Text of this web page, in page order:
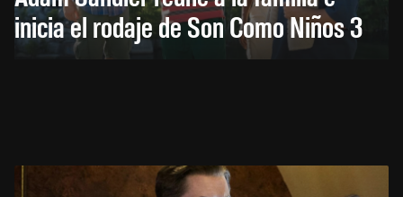
inicia el rodaje de Son Como Niños 3